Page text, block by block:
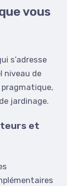
vous
s’adresse
niveau de
pragmatique,
jardinage.
et